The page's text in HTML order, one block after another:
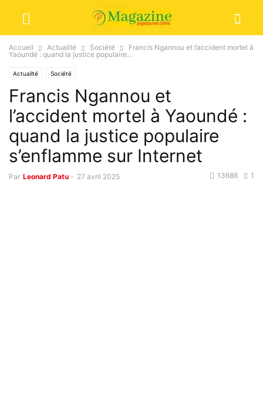
Accueil Actualité Société
Francis Ngannou et l’accident mortel à
Yaoundé : quand la justice populaire...
Actualité Société
Francis Ngannou et
l’accident mortel à Yaoundé :
quand la justice populaire
s’enflamme sur Internet
Par Leonard Patu - 27 avril 2025 1
13686